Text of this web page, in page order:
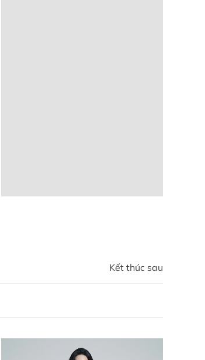
Kết thúc sau